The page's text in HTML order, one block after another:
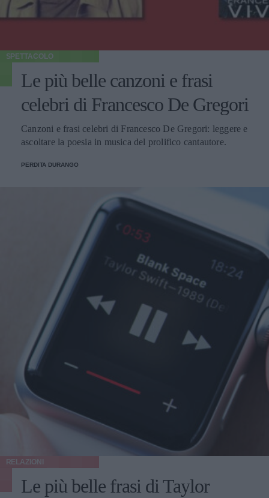
SPETTACOLO
Le più belle canzoni e frasi
celebri di Francesco De Gregori
Canzoni e frasi celebri di Francesco De Gregori: leggere e
ascoltare la poesia in musica del prolifico cantautore.
PERDITA DURANGO
RELAZIONI
Le più belle frasi di Taylor